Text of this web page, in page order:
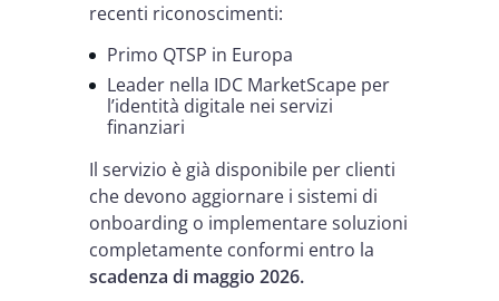
recenti riconoscimenti:
Primo QTSP in Europa
Leader nella IDC MarketScape per
l’identità digitale nei servizi
finanziari
Il servizio è già disponibile per clienti
che devono aggiornare i sistemi di
onboarding o implementare soluzioni
completamente conformi entro la
scadenza di maggio 2026.